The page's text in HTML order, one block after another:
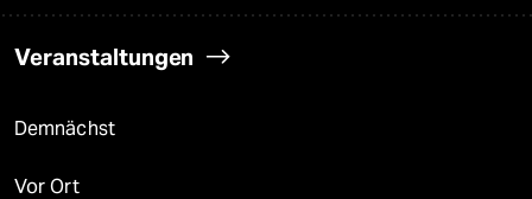
Veranstaltungen
Demnächst
Vor Ort